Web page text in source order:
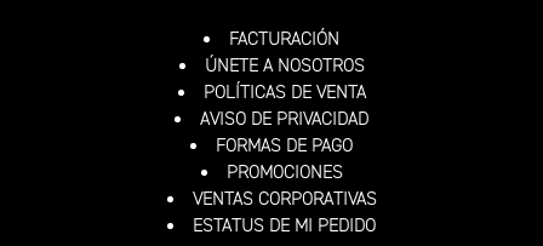
FACTURACIÓN
ÚNETE A NOSOTROS
POLÍTICAS DE VENTA
AVISO DE PRIVACIDAD
FORMAS DE PAGO
PROMOCIONES
VENTAS CORPORATIVAS
ESTATUS DE MI PEDIDO